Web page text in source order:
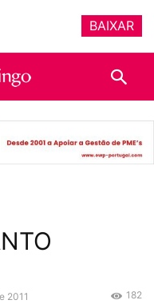
2011 182
BAIXAR